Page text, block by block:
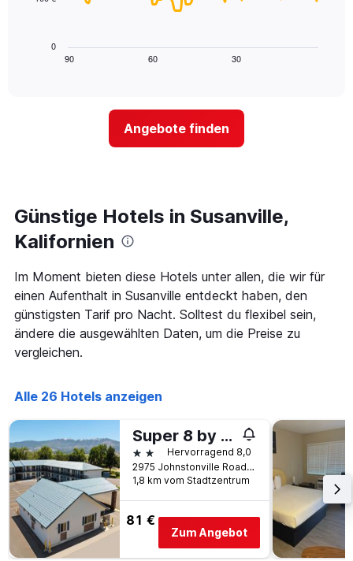
die
anzeigt.
anzeigt.
Diagramm
näher
das
Aufenthaltsdatum
rückt.
Diagramm
hat
1
X-
Achse,
die
der
Tage
dem
Aufenthalt
anzeigt
Das
Diagramm
hat
1
Y-
90 60 30
0
Angebote finden
Günstige Hotels in Susanville,
Kalifornien
Im Moment bieten diese Hotels unter allen, die wir für
einen Aufenthalt in Susanville entdeckt haben, den
günstigsten Tarif pro Nacht. Solltest du flexibel sein,
ändere die ausgewählten Daten, um die Preise zu
vergleichen.
Alle 26 Hotels anzeigen
Super 8 by Wyndham Susanville
2 SterneHervorragend 8,0
2975 Johnstonville Road, Susanville, CA, USA
1,8 km vom Stadtzentrum
81 €
Zum Angebot